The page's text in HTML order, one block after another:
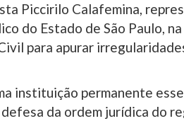
Piccirilo Calafemina,
do Estado de São Paulo,
para apurar
instituição permanente
da ordem jurídica do